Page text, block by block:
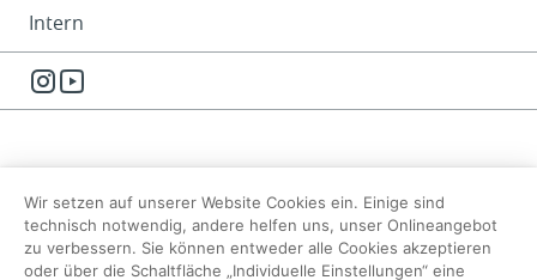
Intern
Instagram
Wir setzen auf unserer Website Cookies ein. Einige sind
technisch notwendig, andere helfen uns, unser Onlineangebot
zu verbessern. Sie können entweder alle Cookies akzeptieren
oder über die Schaltfläche „Individuelle Einstellungen“ eine